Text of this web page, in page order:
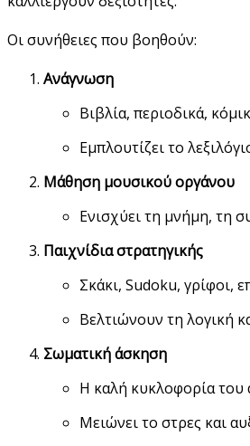
Οι συνήθειες που βοηθούν:
Ανάγνωση
Βιβλία, περιοδικά,
Εμπλουτίζει το
Μάθηση μουσικού οργάνου
Ενισχύει τη μνήμη, τη
Παιχνίδια στρατηγικής
Σκάκι, Sudoku, γρίφοι,
Βελτιώνουν τη λογική
Σωματική άσκηση
Η καλή κυκλοφορία του
Μειώνει το στρες και